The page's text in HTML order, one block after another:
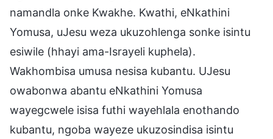
namandla onke Kwakhe. Kwathi, eNkathini
Yomusa, uJesu weza ukuzohlenga sonke isintu
esiwile (hhayi ama-Israyeli kuphela).
Wakhombisa umusa nesisa kubantu. UJesu
owabonwa abantu eNkathini Yomusa
wayegcwele isisa futhi wayehlala enothando
kubantu, ngoba wayeze ukuzosindisa isintu